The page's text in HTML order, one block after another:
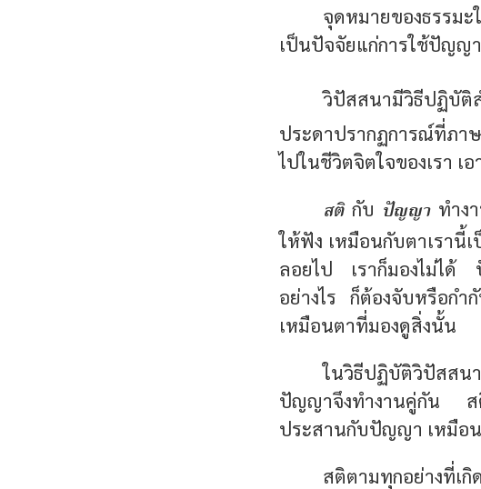
จุดหมายของธรรม
เป็นปัจจัยแก่การใช้ปัญญ
วิปัสสนามีวิธีปฏิบัติ
ประดาปรากฏการณ์ที่ภา
ไปในชีวิตจิตใจของเรา
สติกับ ปัญญาทำง
ให้ฟัง เหมือนกับตาเรานี้
ลอยไป เราก็มองไม่ได้
อย่างไร ก็ต้องจับหรือก
เหมือนตาที่มองดูสิ่งนั้น
ในวิธีปฏิบัติวิปัสสน
ปัญญาจึงทำงานคู่กัน ส
ประสานกับปัญญา เหมือ
สติตามทุกอย่างที่